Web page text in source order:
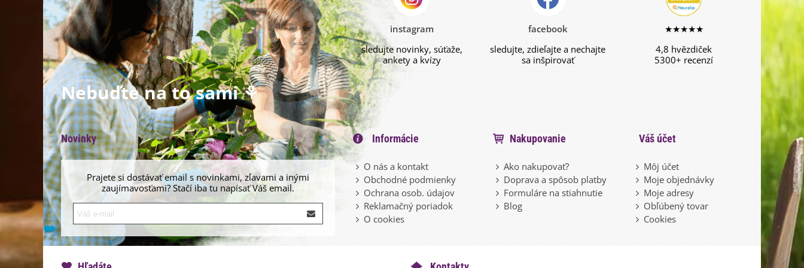
Nebuďte na to sami ⚘
instagram
sledujte novinky, súťaže,
ankety a kvízy
facebook
sledujte, zdieľajte a nechajte
sa inšpirovať
★★★★★
4,8 hvězdiček
5300+ recenzí
Novinky
Prajete si dostávať email s novinkami, zľavami a inými
zaujímavosťami? Stačí iba tu napísať Váš email.
Informácie
O nás a kontakt
Obchodné podmienky
Ochrana osob. údajov
Reklamačný poriadok
O cookies
Nakupovanie
Ako nakupovať?
Doprava a spôsob platby
Formuláre na stiahnutie
Blog
Váš účet
Môj účet
Moje objednávky
Moje adresy
Obľúbený tovar
Cookies